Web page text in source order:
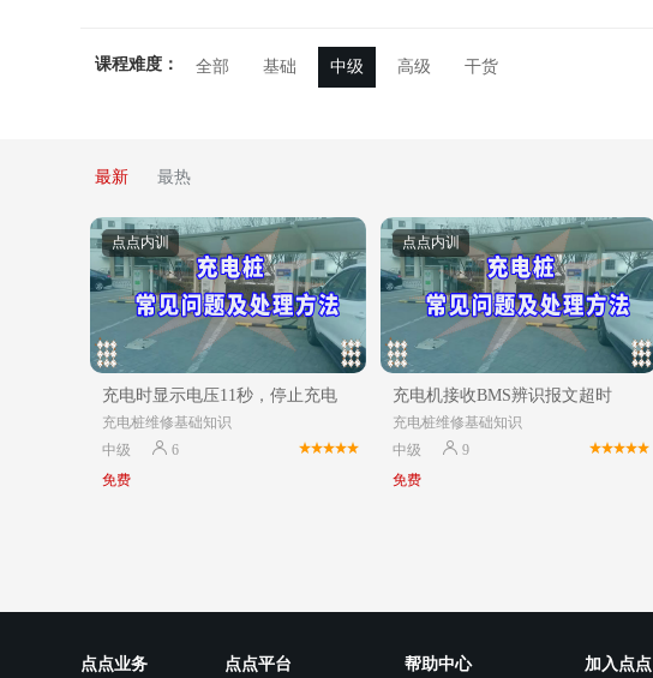
课程难度： 全部 基础 中级 高级 干货
最新 最热
点点内训
充电时显示电压11秒，停止充电
充电桩维修基础知识
中级
6
免费
点点内训
充电机接收BMS辨识报文超时
充电桩维修基础知识
中级
9
免费
点点业务 点点平台 帮助中心 加入点点